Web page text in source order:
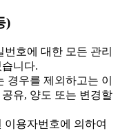
)
호에 대한 모든 관리
니다.
우를 제외하고는 이
유, 양도 또는 변경할
용자번호에 의하여